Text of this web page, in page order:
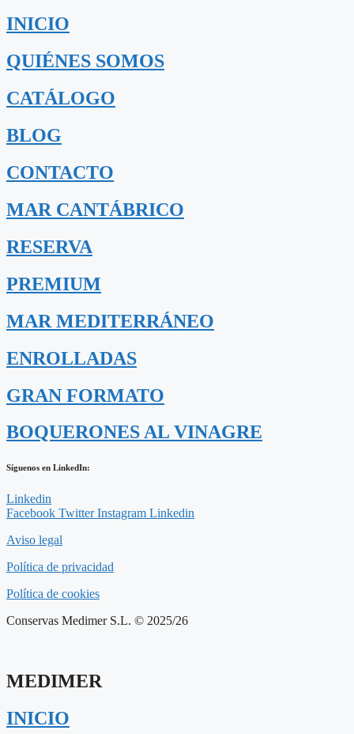
INICIO
QUIÉNES SOMOS
CATÁLOGO
BLOG
CONTACTO
MAR CANTÁBRICO
RESERVA
PREMIUM
MAR MEDITERRÁNEO
ENROLLADAS
GRAN FORMATO
BOQUERONES AL VINAGRE
Síguenos en LinkedIn:
Linkedin
Facebook Twitter Instagram Linkedin
Aviso legal
Política de privacidad
Política de cookies
Conservas Medimer S.L. © 2025/26
MEDIMER
INICIO